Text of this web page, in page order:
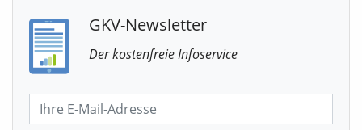
GKV-Newsletter
Der kostenfreie Infoservice